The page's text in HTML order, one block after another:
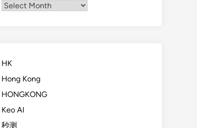
Archives
HK
Hong Kong
HONGKONG
Keo AI
秒测